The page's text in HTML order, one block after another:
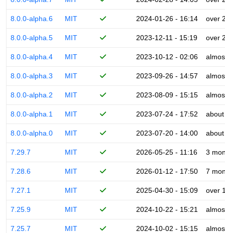
8.0.0-alpha.6 MIT 2024-01-26 - 16:14 over
8.0.0-alpha.5 MIT 2023-12-11 - 15:19 over
8.0.0-alpha.4 MIT 2023-10-12 - 02:06
8.0.0-alpha.3 MIT 2023-09-26 - 14:57
8.0.0-alpha.2 MIT 2023-08-09 - 15:15
8.0.0-alpha.1 MIT 2023-07-24 - 17:52
8.0.0-alpha.0 MIT 2023-07-20 - 14:00
7.29.7 MIT 2026-05-25 - 11:16 3
7.28.6 MIT 2026-01-12 - 17:50 7
7.27.1 MIT 2025-04-30 - 15:09 over
7.25.9 MIT 2024-10-22 - 15:21
7.25.7 MIT 2024-10-02 - 15:15